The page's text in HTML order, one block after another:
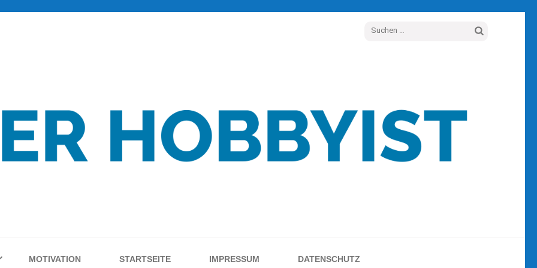
Suchen
MOTIVATION STARTSEITE IMPRESSUM DATENSCHUTZ